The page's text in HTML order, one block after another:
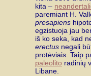
kita –
paremiant H.
presapiens
egzistuoja jau
iš ko seka, kad
erectus negali
protėviais. Taip
paleolito radinių
Libane.